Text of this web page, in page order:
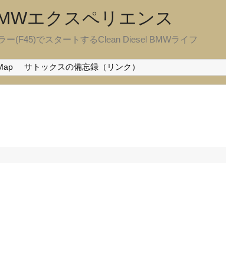
エクスペリエンス
ー(F45)でスタートするClean Diesel BMWライフ
サトックスの備忘録（リンク）